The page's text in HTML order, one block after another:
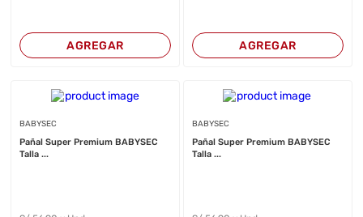
AGREGAR AGREGAR
BABYSEC
Pañal Super Premium BABYSEC
Talla ...
BABYSEC
Pañal Super Premium BABYSEC
Talla ...